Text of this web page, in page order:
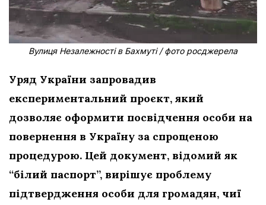
Вулиця Незалежності в Бахмуті / фото росджерела
Уряд України запровадив
експериментальний проєкт, який
дозволяє оформити посвідчення особи на
повернення в Україну за спрощеною
процедурою. Цей документ, відомий як
“білий паспорт”, вирішує проблему
підтвердження особи для громадян, чиї